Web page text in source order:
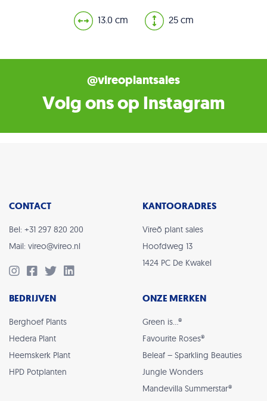
13.0 cm 25 cm
@vireoplantsales
Volg ons op Instagram
CONTACT
Bel: +31 297 820 200
Mail: vireo@vireo.nl
KANTOORADRES
Vireõ plant sales
Hoofdweg 13
1424 PC De Kwakel
BEDRIJVEN
Berghoef Plants
Hedera Plant
Heemskerk Plant
HPD Potplanten
ONZE MERKEN
Green is…®
Favourite Roses®
Beleaf – Sparkling Beauties
Jungle Wonders
Mandevilla Summerstar®